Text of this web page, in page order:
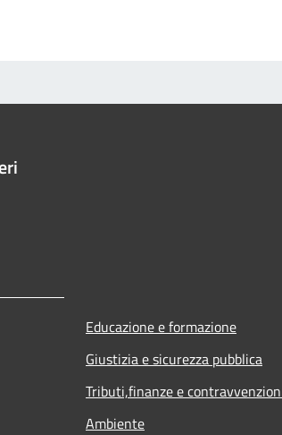
Educazione e formazione
Giustizia e sicurezza pubblica
Tributi,finanze e
Ambiente